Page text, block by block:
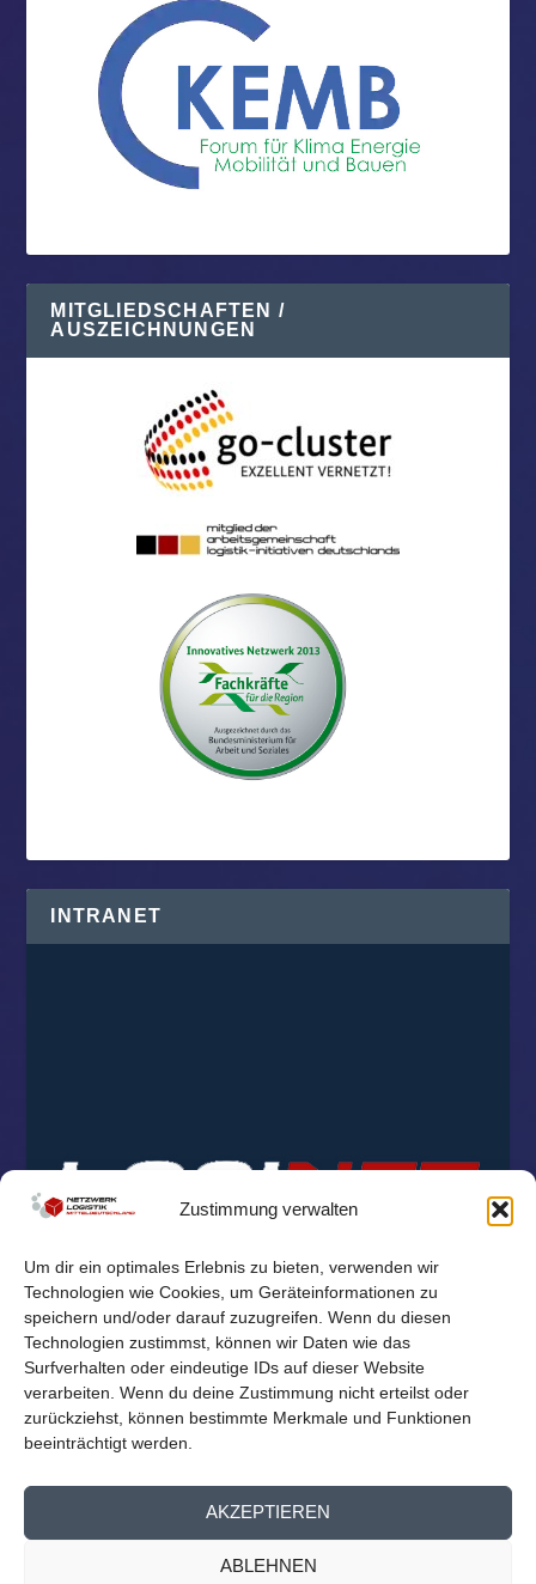
Zustimmung verwalten
Um dir ein optimales Erlebnis zu bieten, verwenden wir
Technologien wie Cookies, um Geräteinformationen zu
speichern und/oder darauf zuzugreifen. Wenn du diesen
Technologien zustimmst, können wir Daten wie das
Surfverhalten oder eindeutige IDs auf dieser Website
verarbeiten. Wenn du deine Zustimmung nicht erteilst oder
zurückziehst, können bestimmte Merkmale und Funktionen
beeinträchtigt werden.
AKZEPTIEREN
ABLEHNEN
MITGLIEDSCHAFTEN /
AUSZEICHNUNGEN
INTRANET
Reichelt Kommunikationsberatung
Mitglieder Übersicht Kontakt Impressum
Datenschutz
Cookie-Richtlinie (EU)